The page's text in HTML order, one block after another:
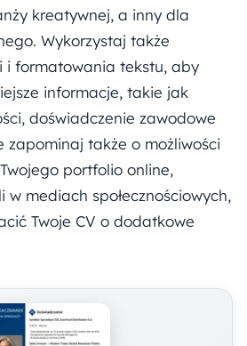
kreatywnej, a inny dla
Wykorzystaj także
i formatowania tekstu, aby
informacje, takie jak
doświadczenie zawodowe
zapominaj także o możliwości
portfolio online,
mediach społecznościowych,
Twoje CV o dodatkowe